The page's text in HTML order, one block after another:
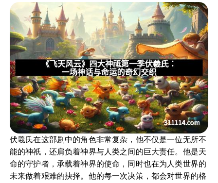
伏羲氏在这部剧中的角色非常复杂，他不仅是一位无所不
能的神祇，还肩负着神界与人类之间的巨大责任。他是天
命的守护者，承载着神界的使命，同时也在为人类世界的
未来做着艰难的抉择。他的每一次决策，都会对世界的格